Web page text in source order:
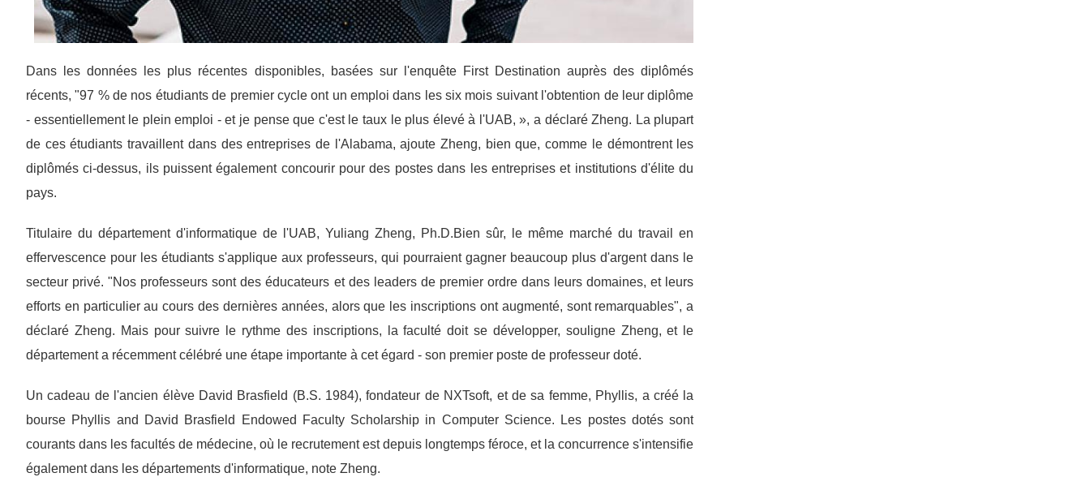
Dans les données les plus récentes disponibles, basées sur l'enquête First Destination auprès des diplômés
récents, "97 % de nos étudiants de premier cycle ont un emploi dans les six mois suivant l'obtention de leur diplôme
- essentiellement le plein emploi - et je pense que c'est le taux le plus élevé à l'UAB, », a déclaré Zheng. La plupart
de ces étudiants travaillent dans des entreprises de l'Alabama, ajoute Zheng, bien que, comme le démontrent les
diplômés ci-dessus, ils puissent également concourir pour des postes dans les entreprises et institutions d'élite du
pays.
Titulaire du département d'informatique de l'UAB, Yuliang Zheng, Ph.D.Bien sûr, le même marché du travail en
effervescence pour les étudiants s'applique aux professeurs, qui pourraient gagner beaucoup plus d'argent dans le
secteur privé. "Nos professeurs sont des éducateurs et des leaders de premier ordre dans leurs domaines, et leurs
efforts en particulier au cours des dernières années, alors que les inscriptions ont augmenté, sont remarquables", a
déclaré Zheng. Mais pour suivre le rythme des inscriptions, la faculté doit se développer, souligne Zheng, et le
département a récemment célébré une étape importante à cet égard - son premier poste de professeur doté.
Un cadeau de l'ancien élève David Brasfield (B.S. 1984), fondateur de NXTsoft, et de sa femme, Phyllis, a créé la
bourse Phyllis and David Brasfield Endowed Faculty Scholarship in Computer Science. Les postes dotés sont
courants dans les facultés de médecine, où le recrutement est depuis longtemps féroce, et la concurrence s'intensifie
également dans les départements d'informatique, note Zheng.